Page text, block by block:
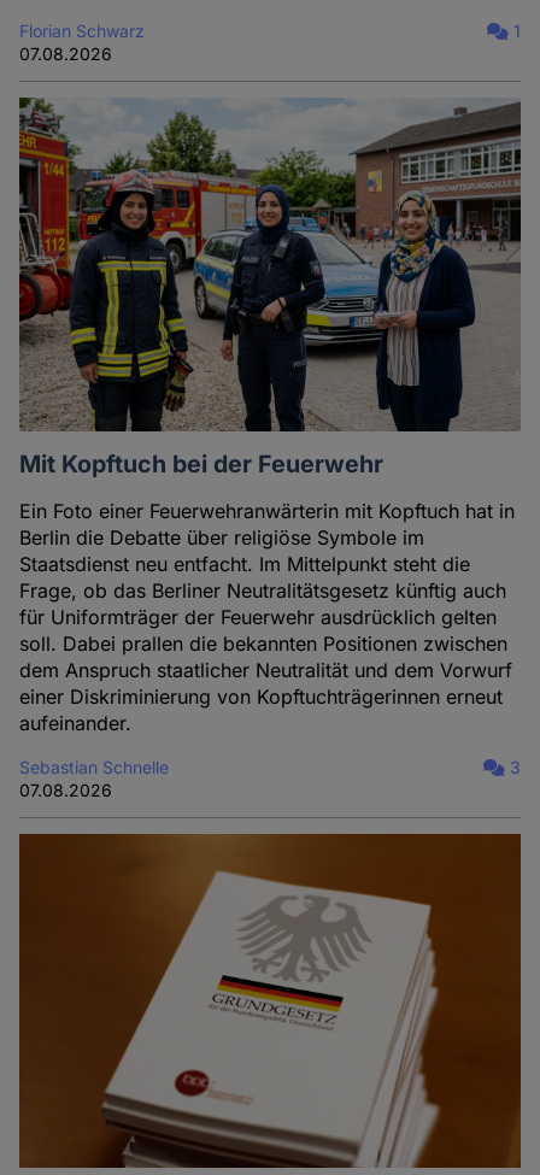
Florian Schwarz
07.08.2026
1
Mit Kopftuch bei der Feuerwehr
Ein Foto einer Feuerwehranwärterin mit Kopftuch hat in
Berlin die Debatte über religiöse Symbole im
Staatsdienst neu entfacht. Im Mittelpunkt steht die
Frage, ob das Berliner Neutralitätsgesetz künftig auch
für Uniformträger der Feuerwehr ausdrücklich gelten
soll. Dabei prallen die bekannten Positionen zwischen
dem Anspruch staatlicher Neutralität und dem Vorwurf
einer Diskriminierung von Kopftuchträgerinnen erneut
aufeinander.
Sebastian Schnelle
07.08.2026
3